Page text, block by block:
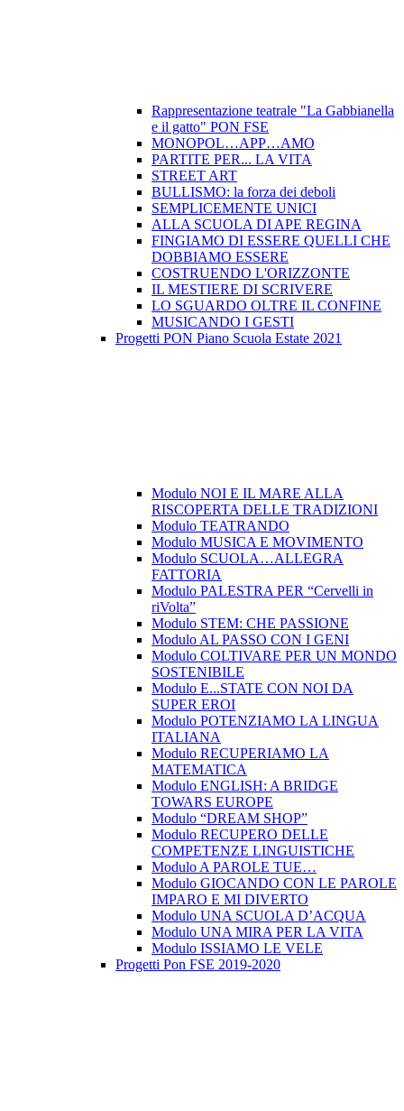
Rappresentazione teatrale "La Gabbianella
e il gatto" PON FSE
MONOPOL…APP…AMO
PARTITE PER... LA VITA
STREET ART
BULLISMO: la forza dei deboli
SEMPLICEMENTE UNICI
ALLA SCUOLA DI APE REGINA
FINGIAMO DI ESSERE QUELLI CHE
DOBBIAMO ESSERE
COSTRUENDO L'ORIZZONTE
IL MESTIERE DI SCRIVERE
LO SGUARDO OLTRE IL CONFINE
MUSICANDO I GESTI
Progetti PON Piano Scuola Estate 2021
Modulo NOI E IL MARE ALLA
RISCOPERTA DELLE TRADIZIONI
Modulo TEATRANDO
Modulo MUSICA E MOVIMENTO
Modulo SCUOLA…ALLEGRA
FATTORIA
Modulo PALESTRA PER “Cervelli in
riVolta”
Modulo STEM: CHE PASSIONE
Modulo AL PASSO CON I GENI
Modulo COLTIVARE PER UN MONDO
SOSTENIBILE
Modulo E...STATE CON NOI DA
SUPER EROI
Modulo POTENZIAMO LA LINGUA
ITALIANA
Modulo RECUPERIAMO LA
MATEMATICA
Modulo ENGLISH: A BRIDGE
TOWARS EUROPE
Modulo “DREAM SHOP”
Modulo RECUPERO DELLE
COMPETENZE LINGUISTICHE
Modulo A PAROLE TUE…
Modulo GIOCANDO CON LE PAROLE
IMPARO E MI DIVERTO
Modulo UNA SCUOLA D’ACQUA
Modulo UNA MIRA PER LA VITA
Modulo ISSIAMO LE VELE
Progetti Pon FSE 2019-2020